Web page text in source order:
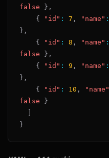
false
} ,
{
"id" : 7 , "name" :
} ,
{
"id" : 8 , "name" :
false
} ,
{
"id" : 9 , "name" :
} ,
{
"id" : 10 , "name"
false
}
}